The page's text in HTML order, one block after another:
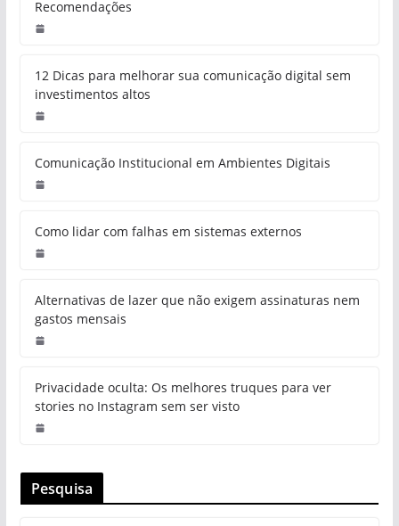
Recomendações
12 Dicas para melhorar sua comunicação digital sem
investimentos altos
Comunicação Institucional em Ambientes Digitais
Como lidar com falhas em sistemas externos
Alternativas de lazer que não exigem assinaturas nem
gastos mensais
Privacidade oculta: Os melhores truques para ver
stories no Instagram sem ser visto
Pesquisa